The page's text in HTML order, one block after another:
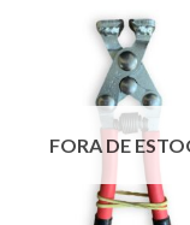
FORA DE